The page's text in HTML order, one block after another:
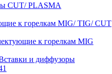
CUT/ PLASMA
к горелкам MIG/ TIG/ CUT
к горелкам MIG
и диффузоры